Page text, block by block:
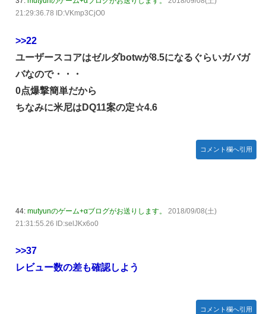
【画像】白石麻衣さん(34)、高校生の息子がいるオカンみた
いになってしまう
は三流。瞑想するのは二流
いづらさ」がなくならないワケ
21:29:36.78 ID:VKmp3CjO0
>>22
ユーザースコアはゼルダbotwが8.5になるぐらいガバガ
バなので・・・
0点爆撃簡単だから
ちなみに米尼はDQ11案の定☆4.6
コメント欄へ引用
44: mutyunのゲーム+αブログがお送りします。
2018/09/08(土)
21:31:55.26 ID:selJKx6o0
>>37
レビュー数の差も確認しよう
コメント欄へ引用